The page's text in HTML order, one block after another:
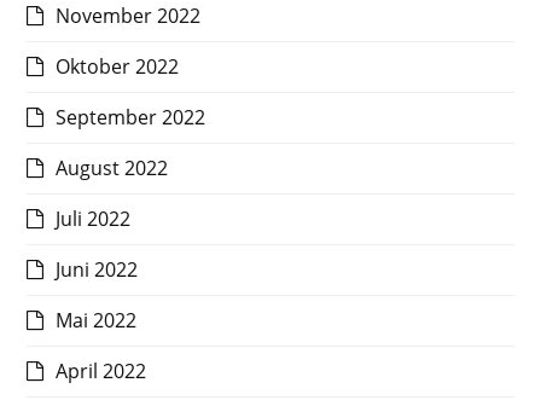
November 2022
Oktober 2022
September 2022
August 2022
Juli 2022
Juni 2022
Mai 2022
April 2022